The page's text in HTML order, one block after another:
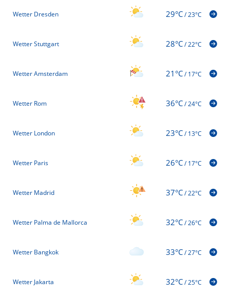
Wetter Dresden 29°C/23°C
Wetter Stuttgart 28°C/22°C
Wetter Amsterdam 21°C/17°C
Wetter Rom 36°C/24°C
Wetter London 23°C/13°C
Wetter Paris 26°C/17°C
Wetter Madrid 37°C/22°C
Wetter Palma de Mallorca 32°C/26°C
Wetter Bangkok 33°C/27°C
Wetter Jakarta 32°C/25°C